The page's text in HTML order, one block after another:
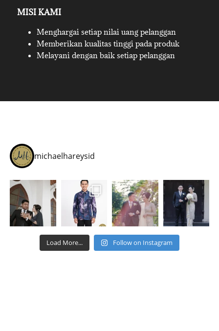
MISI KAMI
Menghargai setiap nilai uang pelanggan
Memberikan kualitas tinggi pada produk
Melayani dengan baik setiap pelanggan
michaelhareysid
Load More... Follow on Instagram